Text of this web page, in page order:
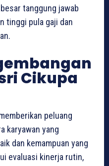
tanggung jawab
tinggi pula gaji dan
Cikupa
peluang
karyawan yang
dan kemampuan yang
evaluasi kinerja rutin,